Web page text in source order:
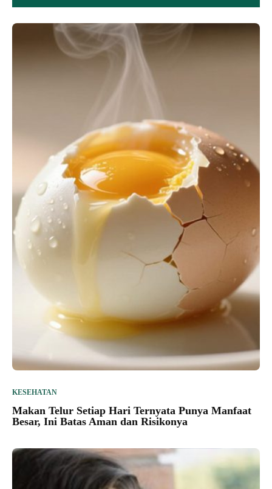
KESEHATAN
Makan Telur Setiap Hari Ternyata Punya Manfaat
Besar, Ini Batas Aman dan Risikonya